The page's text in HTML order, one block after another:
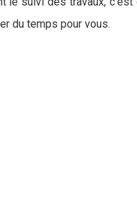
du temps pour vous.